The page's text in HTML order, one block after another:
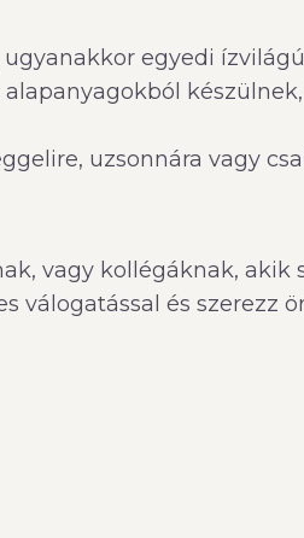
egyedi
uzsonnára vagy
vagy kollégáknak, akik
és szerezz